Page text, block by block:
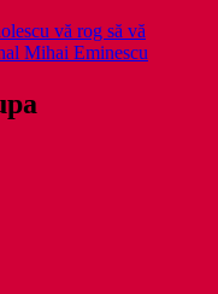
vă rog să vă
Mihai Eminescu